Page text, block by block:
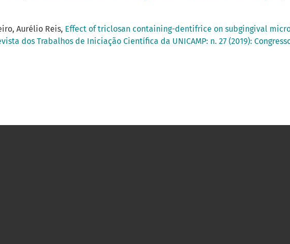
Aurélio Reis, Effect of triclosan containing-dentifrice on subgingival
dos Trabalhos de Iniciação Científica da UNICAMP: n. 27 (2019):